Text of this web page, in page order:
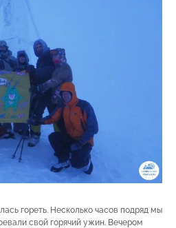
гореть. Несколько часов подряд мы
свой горячий ужин. Вечером